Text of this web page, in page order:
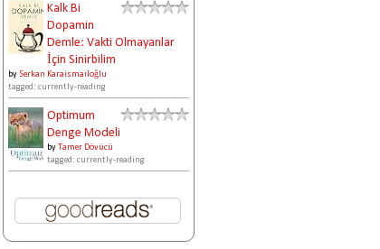
Kalk Bi
Dopamin
Demle: Vakti Olmayanlar
İçin Sinirbilim
by Serkan Karaismailoğlu
tagged: currently-reading
Optimum
Denge Modeli
byTamer Dövücü
tagged: currently-reading